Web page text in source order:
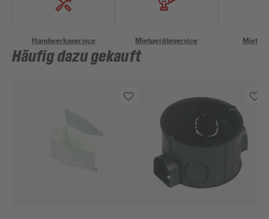
Handwerksservice Mietgeräteservice
Häufig dazu gekauft